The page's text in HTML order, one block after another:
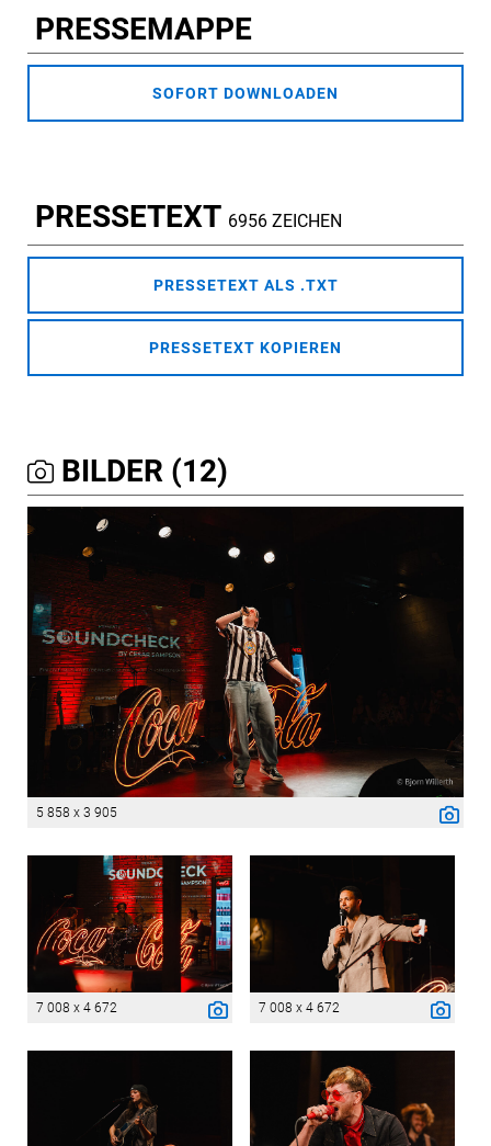
PRESSEMAPPE
SOFORT DOWNLOADEN
PRESSETEXT 6956 ZEICHEN
PRESSETEXT ALS .TXT
PRESSETEXT KOPIEREN
BILDER (12)
5 858 x 3 905
7 008 x 4 672 7 008 x 4 672